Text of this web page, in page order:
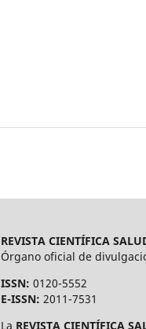
REVISTA CIENTÍFICA
Órgano oficial de
ISSN: 0120-5552
E-ISSN: 2011-7531
La REVISTA CIENTÍFICA